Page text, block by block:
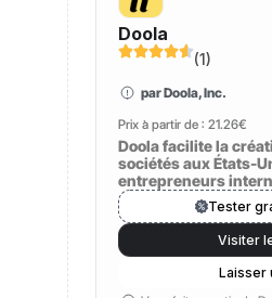
Doola
(1)
par Doola, Inc.
Prix à partir de : 21.26€
Doola facilite la
sociétés aux États-
entrepreneurs
Tester
Visiter
Laisser